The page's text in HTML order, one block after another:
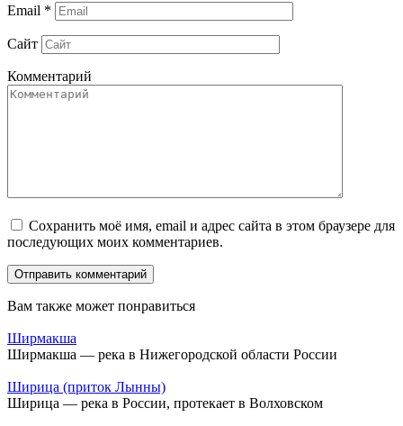
Email *
Сайт
Комментарий
Сохранить моё имя, email и адрес сайта в этом браузере для
последующих моих комментариев.
Вам также может понравиться
Ширмакша
Ширмакша — река в Нижегородской области России
Ширица (приток Лынны)
Ширица — река в России, протекает в Волховском